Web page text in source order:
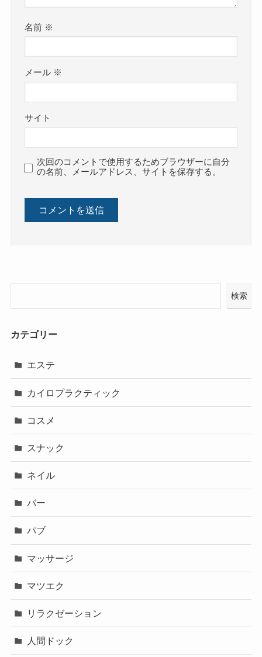
名前 ※
メール ※
サイト
次回のコメントで使用するためブラウザーに自分
の名前、メールアドレス、サイトを保存する。
検索
カテゴリー
エステ
カイロプラクティック
コスメ
スナック
ネイル
バー
パブ
マッサージ
マツエク
リラクゼーション
人間ドック